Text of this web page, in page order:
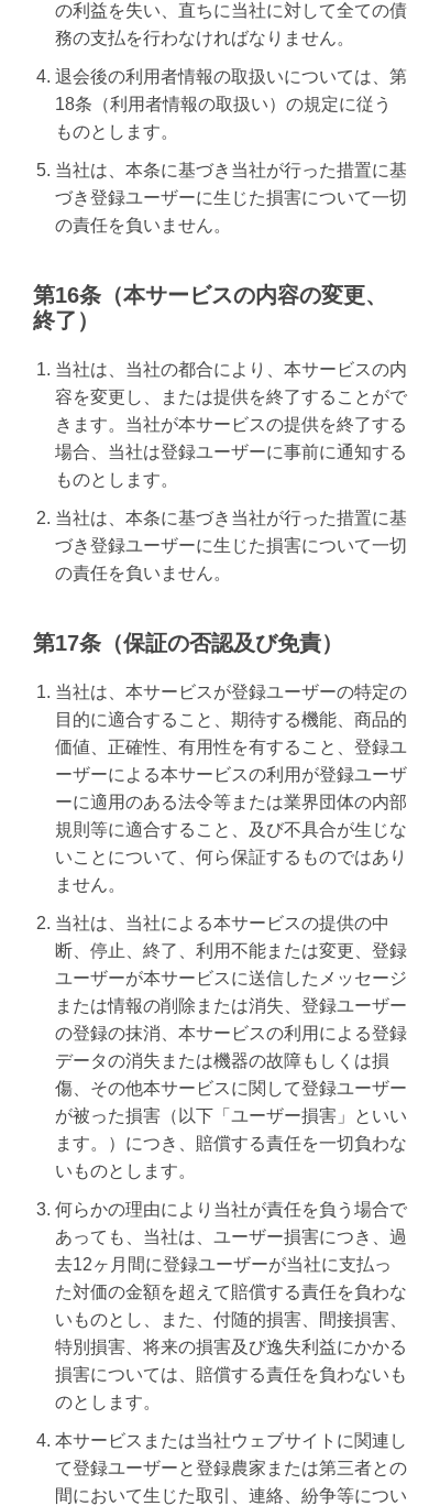
の利益を失い、直ちに当社に対して全ての債
務の支払を行わなければなりません。
退会後の利用者情報の取扱いについては、第
18条（利用者情報の取扱い）の規定に従う
ものとします。
当社は、本条に基づき当社が行った措置に基
づき登録ユーザーに生じた損害について一切
の責任を負いません。
第16条（本サービスの内容の変更、
終了）
当社は、当社の都合により、本サービスの内
容を変更し、または提供を終了することがで
きます。当社が本サービスの提供を終了する
場合、当社は登録ユーザーに事前に通知する
ものとします。
当社は、本条に基づき当社が行った措置に基
づき登録ユーザーに生じた損害について一切
の責任を負いません。
第17条（保証の否認及び免責）
当社は、本サービスが登録ユーザーの特定の
目的に適合すること、期待する機能、商品的
価値、正確性、有用性を有すること、登録ユ
ーザーによる本サービスの利用が登録ユーザ
ーに適用のある法令等または業界団体の内部
規則等に適合すること、及び不具合が生じな
いことについて、何ら保証するものではあり
ません。
当社は、当社による本サービスの提供の中
断、停止、終了、利用不能または変更、登録
ユーザーが本サービスに送信したメッセージ
または情報の削除または消失、登録ユーザー
の登録の抹消、本サービスの利用による登録
データの消失または機器の故障もしくは損
傷、その他本サービスに関して登録ユーザー
が被った損害（以下「ユーザー損害」といい
ます。）につき、賠償する責任を一切負わな
いものとします。
何らかの理由により当社が責任を負う場合で
あっても、当社は、ユーザー損害につき、過
去12ヶ月間に登録ユーザーが当社に支払っ
た対価の金額を超えて賠償する責任を負わな
いものとし、また、付随的損害、間接損害、
特別損害、将来の損害及び逸失利益にかかる
損害については、賠償する責任を負わないも
のとします。
本サービスまたは当社ウェブサイトに関連し
て登録ユーザーと登録農家または第三者との
間において生じた取引、連絡、紛争等につい